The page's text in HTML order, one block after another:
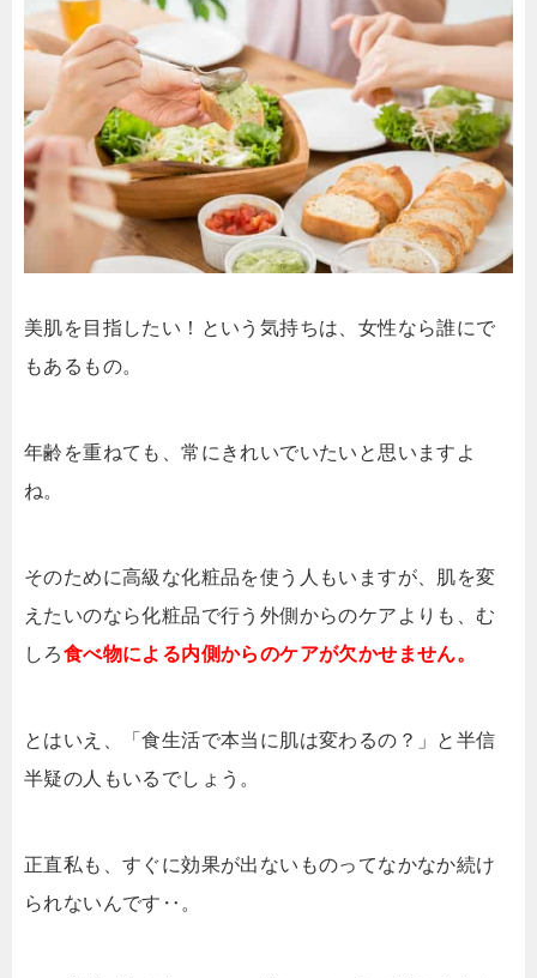
美肌を目指したい！という気持ちは、女性なら誰にで
もあるもの。
年齢を重ねても、常にきれいでいたいと思いますよ
ね。
そのために高級な化粧品を使う人もいますが、肌を変
えたいのなら化粧品で行う外側からのケアよりも、む
しろ食べ物による内側からのケアが欠かせません。
とはいえ、「食生活で本当に肌は変わるの？」と半信
半疑の人もいるでしょう。
正直私も、すぐに効果が出ないものってなかなか続け
られないんです‥。